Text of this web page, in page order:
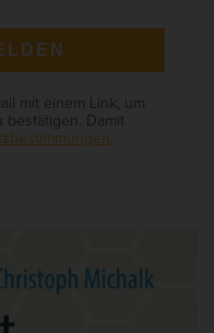
mit einem Link, um
Damit
.